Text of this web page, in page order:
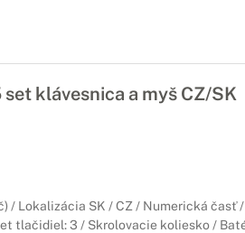
klávesnica a myš CZ/SK
/ Lokalizácia SK / CZ / Numerická časť /
tlačidiel: 3 / Skrolovacie koliesko /